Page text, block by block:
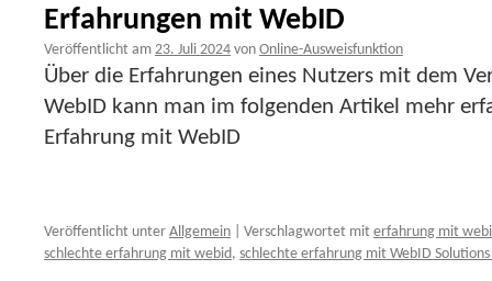
Erfahrungen mit WebID
Veröffentlicht am 23. Juli 2024 von Online-Ausweisfunktion
Über die Erfahrungen eines Nutzers mit dem
WebID kann man im folgenden Artikel mehr
Erfahrung mit WebID
Veröffentlicht unter Allgemein Verschlagwortet mit erfahrung mit
schlechte erfahrung mit webid, schlechte erfahrung mit WebID